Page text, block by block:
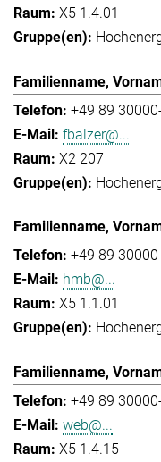
X5 1.4.01
+49 89
fbalzer@...
X2 207
+49 89
hmb@...
X5 1.1.01
+49 89
web@...
X5 1.4.15